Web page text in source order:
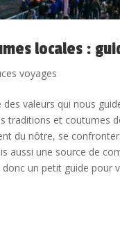
locales :
voyages
valeurs qui nous
traditions et coutumes
du nôtre, se confronter
aussi une source de
un petit guide pour